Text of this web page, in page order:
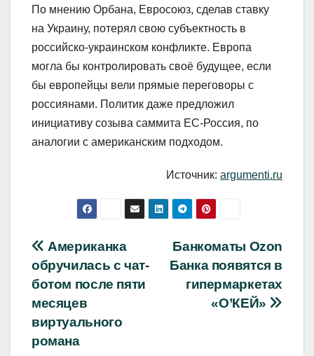
По мнению Орбана, Евросоюз, сделав ставку
на Украину, потерял свою субъектность в
российско-украинском конфликте. Европа
могла бы контролировать своё будущее, если
бы европейцы вели прямые переговоры с
россиянами. Политик даже предложил
инициативу созыва саммита ЕС-Россия, по
аналогии с американским подходом.
Источник: argumenti.ru
Навигация
по
записям
Банкоматы Ozon
Банка появятся в
гипермаркетах
«О’КЕЙ»
Американка
обручилась с чат-
ботом после пяти
месяцев
виртуального
романа